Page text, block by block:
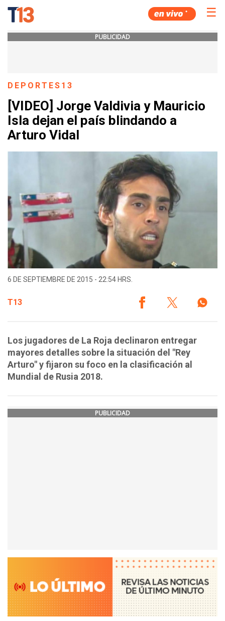
☰
PUBLICIDAD
DEPORTES13
[VIDEO] Jorge Valdivia y Mauricio
Isla dejan el país blindando a
Arturo Vidal
6 DE SEPTIEMBRE DE 2015 - 22:54 HRS.
T13
Los jugadores de La Roja declinaron entregar
mayores detalles sobre la situación del "Rey
Arturo" y fijaron su foco en la clasificación al
Mundial de Rusia 2018.
PUBLICIDAD